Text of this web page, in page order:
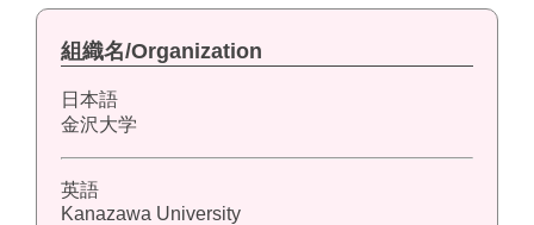
組織名/Organization
日本語
金沢大学
英語
Kanazawa University